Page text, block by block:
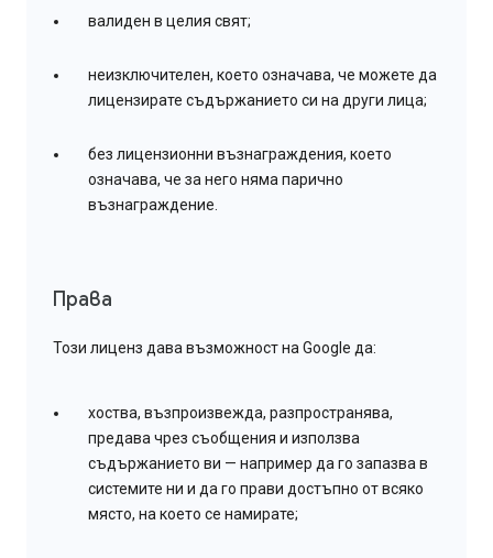
валиден в целия свят;
неизключителен, което означава, че можете да
лицензирате съдържанието си на други лица;
без лицензионни възнаграждения, което
означава, че за него няма парично
възнаграждение.
Права
Този лиценз дава възможност на Google да:
хоства, възпроизвежда, разпространява,
предава чрез съобщения и използва
съдържанието ви — например да го запазва в
системите ни и да го прави достъпно от всяко
място, на което се намирате;